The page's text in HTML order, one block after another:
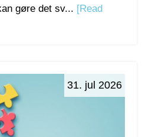
gøre det sv... [Read
31. jul 2026